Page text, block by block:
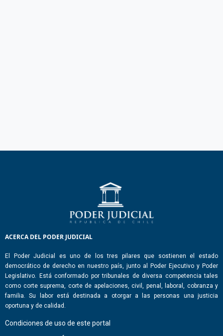
ACERCA DEL PODER JUDICIAL
El Poder Judicial es uno de los tres pilares que sostienen el estado
democrático de derecho en nuestro país, junto al Poder Ejecutivo y Poder
Legislativo. Está conformado por tribunales de diversa competencia tales
como corte suprema, corte de apelaciones, civil, penal, laboral, cobranza y
familia. Su labor está destinada a otorgar a las personas una justicia
oportuna y de calidad.
Condiciones de uso de este portal